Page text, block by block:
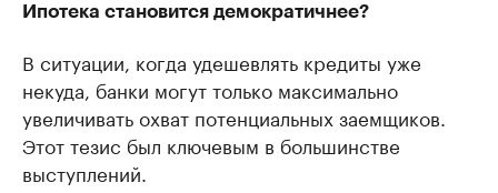
Ипотека становится демократичнее?
В ситуации, когда удешевлять кредиты уже
некуда, банки могут только максимально
увеличивать охват потенциальных заемщиков.
Этот тезис был ключевым в большинстве
выступлений.